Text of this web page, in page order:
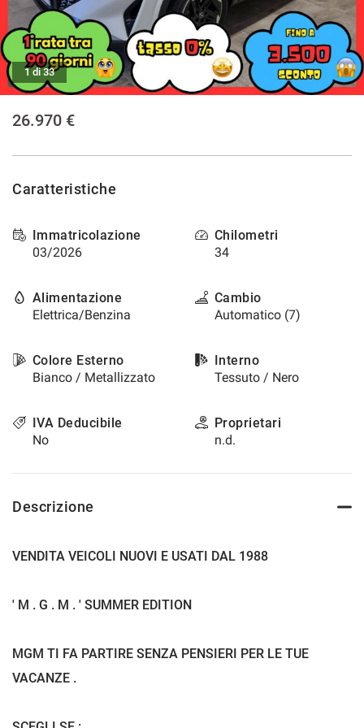
NEWS
1 di 33
26.970 €
Caratteristiche
Immatricolazione
03/2026
Chilometri
34
Alimentazione
Elettrica/Benzina
Cambio
Automatico (7)
Colore Esterno
Bianco / Metallizzato
Interno
Tessuto / Nero
IVA Deducibile
No
Proprietari
n.d.
Descrizione
VENDITA VEICOLI NUOVI E USATI DAL 1988
' M . G . M . ' SUMMER EDITION
MGM TI FA PARTIRE SENZA PENSIERI PER LE TUE
VACANZE .
tracciamento
che
adottiamo
per
offrire
le
e
le
di
Per
ottenere
sull'utilità
di
questi
tracciamento
alla
policy.
e
tue
qualsiasi
momento.